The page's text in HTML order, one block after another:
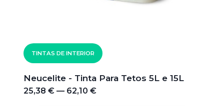
TINTAS DE INTERIOR
Neucelite - Tinta Para Tetos 5L e 15L
25,38 € — 62,10 €